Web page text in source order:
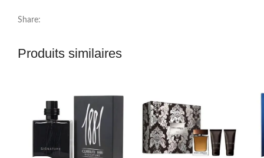
Share:
Produits similaires